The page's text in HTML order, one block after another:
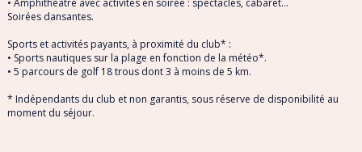
• Amphithéâtre avec activités en soirée : spectacles, cabaret...
Soirées dansantes.
Sports et activités payants, à proximité du club* :
• Sports nautiques sur la plage en fonction de la météo*.
• 5 parcours de golf 18 trous dont 3 à moins de 5 km.
* Indépendants du club et non garantis, sous réserve de disponibilité au
moment du séjour.